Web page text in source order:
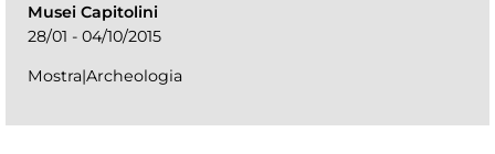
Musei Capitolini
28/01 - 04/10/2015
Mostra|Archeologia